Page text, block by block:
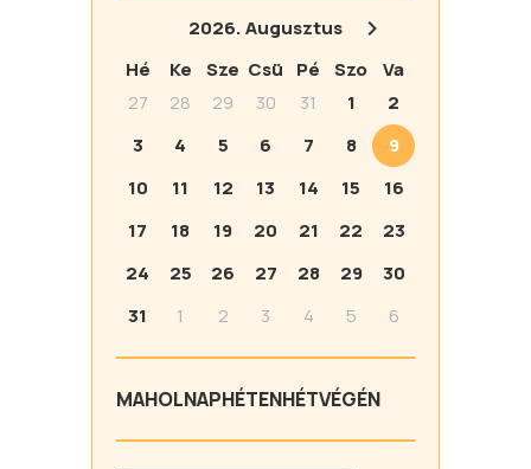
2026.Augusztus
Hé
Ke Sze Csü Pé Szo
Va
27
28 29 30 31 1
2
3
4 5 6 7 8
9
10
11 12 13 14 15
16
17
18 19 20 21 22
23
24
25 26 27 28 29
30
31
1 2 3 4 5 6
MAHOLNAPHÉTENHÉTVÉGÉN